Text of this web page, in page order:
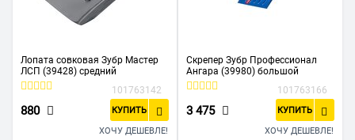
Лопата совковая Зубр Мастер
ЛСП (39428) средний
101763142
880 КУПИТЬ
ХОЧУ ДЕШЕВЛЕ!
Скрепер Зубр Профессионал
Ангара (39980) большой
101763166
3 475 КУПИТЬ
ХОЧУ ДЕШЕВЛЕ!